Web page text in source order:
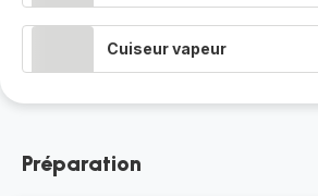
Cuiseur vapeur
Préparation